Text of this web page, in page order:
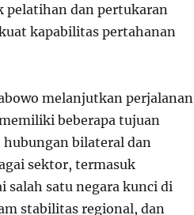
pelatihan dan pertukaran
kapabilitas pertahanan
melanjutkan perjalanan
beberapa tujuan
bilateral dan
sektor, termasuk
salah satu negara kunci di
stabilitas regional, dan